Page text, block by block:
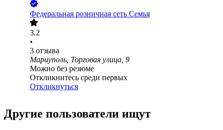
Федеральная розничная сеть Семья
3.2
•
3 отзыва
Мариуполь, Торговая улица, 9
Можно без резюме
Откликнитесь среди первых
Откликнуться
Другие пользователи ищут